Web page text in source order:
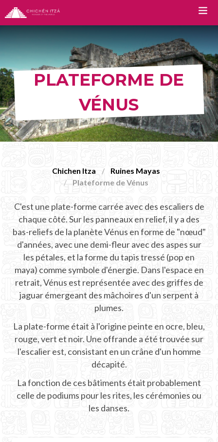
Chichen Itza Tour Classic
Chichen Itza Tour Plus
Chichen Itza Deluxe Tour
Chichen Itza Diamante Tour
Deluxe Tour Chichen Itza
Chichen Itza Premium Tour
INFO CHICHEN ITZA
Billets
Cartes de Chichen Itza
Ruines de Chichen Itza
Emplacement
Spectacle de nuit
Calendrier Maya
PLATEFORME DE
VÉNUS
Chichen Itza
Ruines Mayas
Plateforme de Vénus
C'est une plate-forme carrée avec des escaliers de
chaque côté. Sur les panneaux en relief, il y a des
bas-reliefs de la planète Vénus en forme de "nœud"
d'années, avec une demi-fleur avec des aspes sur
les pétales, et la forme du tapis tressé (pop en
maya) comme symbole d'énergie. Dans l'espace en
retrait, Vénus est représentée avec des griffes de
jaguar émergeant des mâchoires d'un serpent à
plumes.
La plate-forme était à l'origine peinte en ocre, bleu,
rouge, vert et noir. Une offrande a été trouvée sur
l'escalier est, consistant en un crâne d'un homme
décapité.
La fonction de ces bâtiments était probablement
celle de podiums pour les rites, les cérémonies ou
les danses.